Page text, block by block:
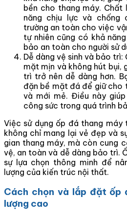
bền cho thang máy.
năng chịu lực và
trường an toàn cho việc
tự nhiên cũng có khả
bảo an toàn cho người sử
Dễ dàng vệ sinh và bảo
mặt mịn và không hút bụi,
trì trở nên dễ dàng hơn.
đặn bề mặt đá để giữ cho
và mới mẻ. Điều này
công sức trong quá trình
Việc sử dụng ốp đá thang
không chỉ mang lại vẻ đẹp và
gian thang máy, mà còn cung
vệ, an toàn và dễ dàng bảo trì.
sự lựa chọn thông minh để
lượng của kiến trúc nội thất.
Cách chọn và lắp đặt ốp
lượng cao